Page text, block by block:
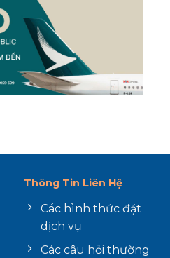
Thông Tin Liên Hệ
Các hình thức đặt
dịch vụ
Các câu hỏi thường